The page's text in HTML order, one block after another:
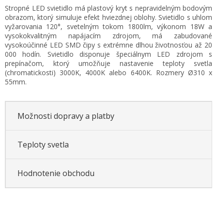
Stropné LED svietidlo má plastový kryt s nepravidelným bodovým
obrazom, ktorý simuluje efekt hviezdnej oblohy. Svietidlo s uhlom
vyžarovania 120°, svetelným tokom 1800lm, výkonom 18W a
vysokokvalitným napájacím zdrojom, má zabudované
vysokoúčinné LED SMD čipy s extrémne dlhou životnosťou až 20
000 hodín. Svietidlo disponuje špeciálnym LED zdrojom s
prepínačom, ktorý umožňuje nastavenie teploty svetla
(chromatickosti) 3000K, 4000K alebo 6400K. Rozmery Ø310 x
55mm.
Možnosti dopravy a platby
Teploty svetla
Hodnotenie obchodu